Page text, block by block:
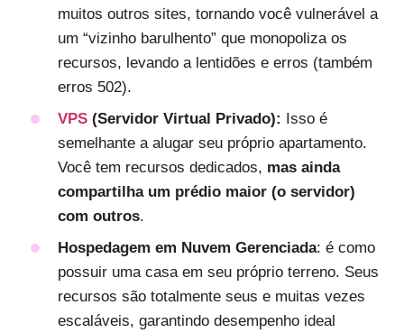
muitos outros sites, tornando você vulnerável a
um “vizinho barulhento” que monopoliza os
recursos, levando a lentidões e erros (também
erros 502).
VPS (Servidor Virtual Privado):
Isso é
semelhante a alugar seu próprio apartamento.
Você tem recursos dedicados, mas ainda
compartilha um prédio maior (o servidor)
com outros.
Hospedagem em Nuvem Gerenciada: é como
possuir uma casa em seu próprio terreno. Seus
recursos são totalmente seus e muitas vezes
escaláveis, garantindo desempenho ideal